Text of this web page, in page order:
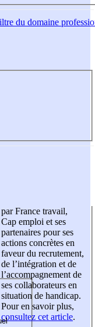
du domaine
par France travail,
Cap emploi et ses
partenaires pour ses
actions concrètes en
faveur du recrutement,
de l’intégration et de
l’accompagnement de
ses collaborateurs en
situation de handicap.
Pour en savoir plus,
consultez cet article.